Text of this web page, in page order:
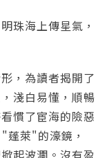
珠海上傳星氣，
，為讀者揭開了
淺白易懂，順暢
慣了宦海的險惡
萊"的濠鏡，
起波瀾。沒有盈